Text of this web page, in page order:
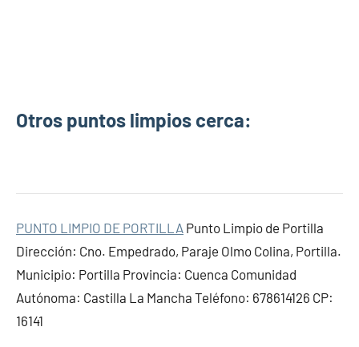
Otros puntos limpios cerca:
PUNTO LIMPIO DE PORTILLA Punto Limpio de Portilla
Dirección: Cno. Empedrado, Paraje Olmo Colina, Portilla.
Municipio: Portilla Provincia: Cuenca Comunidad
Autónoma: Castilla La Mancha Teléfono: 678614126 CP:
16141